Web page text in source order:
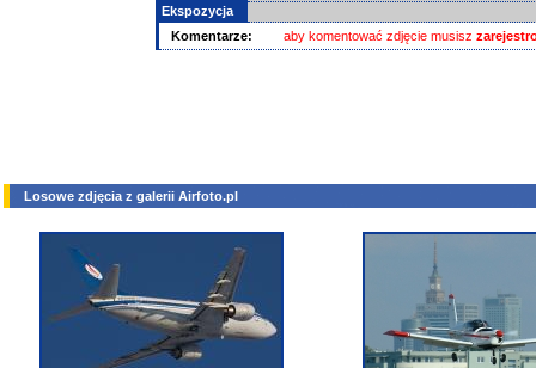
Ekspozycja
Komentarze:
aby komentować zdjęcie musisz
Losowe zdjęcia z galerii Airfoto.pl